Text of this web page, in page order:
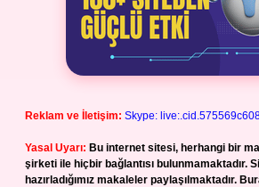
Reklam ve İletişim: Skype:
Yasal Uyarı: Bu internet sitesi, herhangi bir
şirketi ile hiçbir bağlantısı bulunmamaktadır.
hazırladığımız makaleler paylaşılmaktadır.